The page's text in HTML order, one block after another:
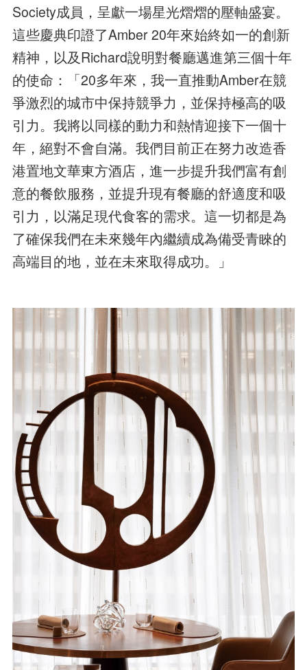
Society成員，呈獻一場星光熠熠的壓軸盛宴。
這些慶典印證了Amber 20年來始終如一的創新
精神，以及Richard說明對餐廳邁進第三個十年
的使命：「20多年來，我一直推動Amber在競
爭激烈的城市中保持競爭力，並保持極高的吸
引力。我將以同樣的動力和熱情迎接下一個十
年，絕對不會自滿。我們目前正在努力改造香
港置地文華東方酒店，進一步提升我們富有創
意的餐飲服務，並提升現有餐廳的舒適度和吸
引力，以滿足現代食客的需求。這一切都是為
了確保我們在未來幾年內繼續成為備受青睞的
高端目的地，並在未來取得成功。」